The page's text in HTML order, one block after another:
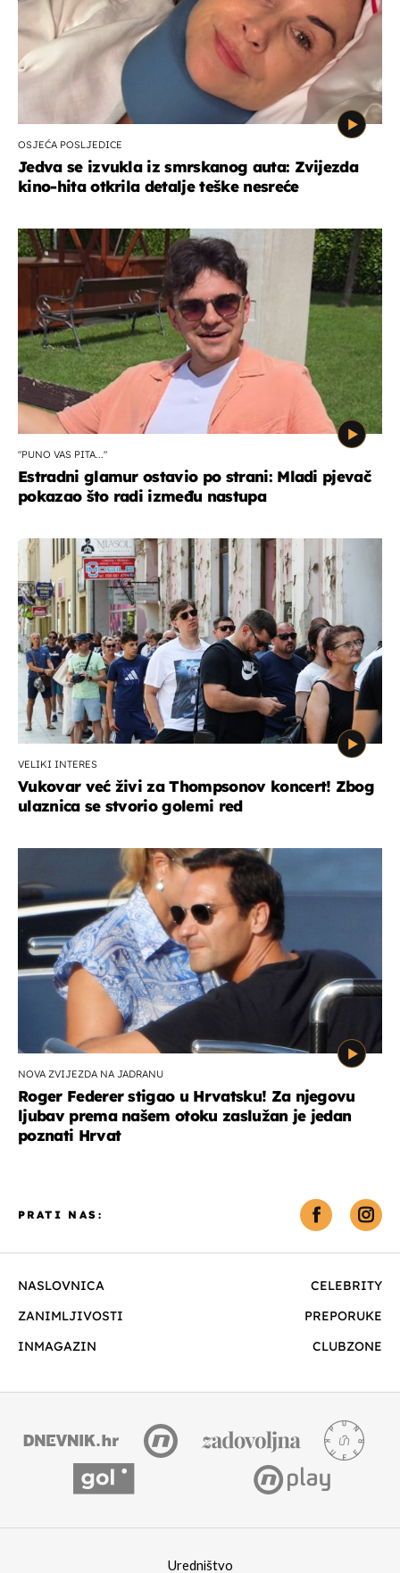
OSJEĆA POSLJEDICE
Jedva se izvukla iz smrskanog auta: Zvijezda
kino-hita otkrila detalje teške nesreće
"PUNO VAS PITA..."
Estradni glamur ostavio po strani: Mladi pjevač
pokazao što radi između nastupa
VELIKI INTERES
Vukovar već živi za Thompsonov koncert! Zbog
ulaznica se stvorio golemi red
NOVA ZVIJEZDA NA JADRANU
Roger Federer stigao u Hrvatsku! Za njegovu
ljubav prema našem otoku zaslužan je jedan
poznati Hrvat
NASLOVNICA
CELEBRITY
ZANIMLJIVOSTI
PREPORUKE
INMAGAZIN
CLUBZONE
PRATI NAS:
Uredništvo